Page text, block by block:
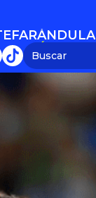
FARÁNDULA
FARÁNDULA